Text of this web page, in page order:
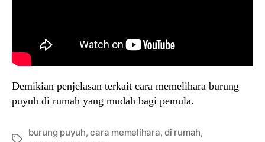
Demikian penjelasan terkait cara memelihara burung
puyuh di rumah yang mudah bagi pemula.
Tags
burung puyuh,cara memelihara,di rumah,